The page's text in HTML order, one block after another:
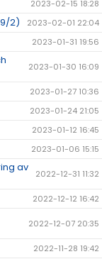
2023-02-15 18:28
2) 2023-02-01 22:04
2023-01-31 19:56
2023-01-30 16:09
2023-01-27 10:36
2023-01-24 21:05
2023-01-12 16:45
2023-01-06 15:15
av
2022-12-31 11:32
2022-12-12 16:42
2022-12-07 20:35
2022-11-28 19:42